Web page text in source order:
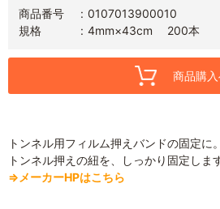
商品番号
0107013900010
規格
4mm×43cm 200本
商品購
トンネル用フィルム押えバンドの固定に。
トンネル押えの紐を、しっかり固定します
⇒メーカーHPはこちら